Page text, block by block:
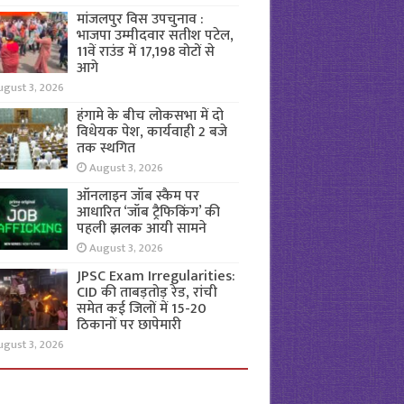
मांजलपुर विस उपचुनाव :
भाजपा उम्मीदवार सतीश पटेल,
11वें राउंड में 17,198 वोटों से
आगे
3, 2026
हंगामे के बीच लोकसभा में दो
विधेयक पेश, कार्यवाही 2 बजे
तक स्थगित
August 3, 2026
ऑनलाइन जॉब स्कैम पर
आधारित ‘जॉब ट्रैफिकिंग’ की
पहली झलक आयी सामने
August 3, 2026
JPSC Exam Irregularities:
CID की ताबड़तोड़ रेड, रांची
समेत कई जिलों में 15-20
ठिकानों पर छापेमारी
3, 2026